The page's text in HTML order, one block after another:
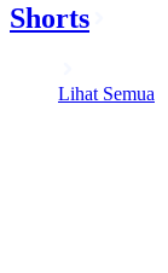
Shorts
Lihat Semua